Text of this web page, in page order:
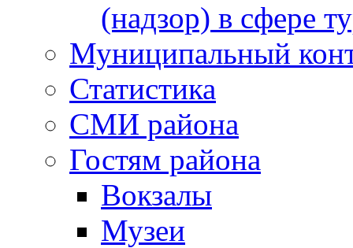
(надзор) в сфере
Муниципальный
Статистика
СМИ района
Гостям района
Вокзалы
Музеи